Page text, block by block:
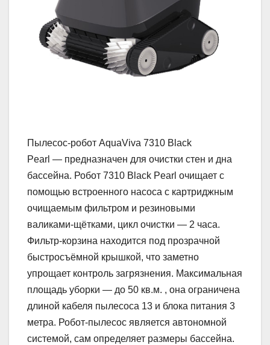
Пылесос-робот AquaViva 7310 Black
Pearl — предназначен для очистки стен и дна
бассейна. Робот 7310 Black Pearl очищает с
помощью встроенного насоса с картриджным
очищаемым фильтром и резиновыми
валиками-щётками, цикл очистки — 2 часа.
Фильтр-корзина находится под прозрачной
быстросъёмной крышкой, что заметно
упрощает контроль загрязнения. Максимальная
площадь уборки — до 50 кв.м. , она ограничена
длиной кабеля пылесоса 13 и блока питания 3
метра. Робот-пылесос является автономной
системой, сам определяет размеры бассейна.